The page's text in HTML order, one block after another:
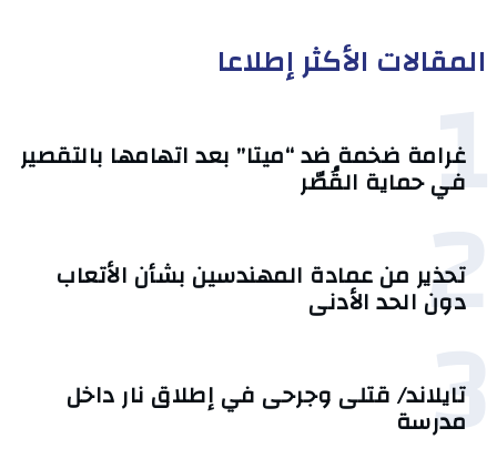
المقالات الأكثر إطلاعا
1
غرامة ضخمة ضد “ميتا” بعد اتهامها بالتقصير
في حماية القُصّر
2
تحذير من عمادة المهندسين بشأن الأتعاب
دون الحد الأدنى
3
تايلاند/ قتلى وجرحى في إطلاق نار داخل
مدرسة